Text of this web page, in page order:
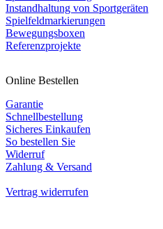
Instandhaltung von Sportgeräten
Spielfeldmarkierungen
Bewegungsboxen
Referenzprojekte
Online Bestellen
Garantie
Schnellbestellung
Sicheres Einkaufen
So bestellen Sie
Widerruf
Zahlung & Versand
Vertrag widerrufen